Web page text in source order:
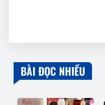
BÀI ĐỌC NHIỀU